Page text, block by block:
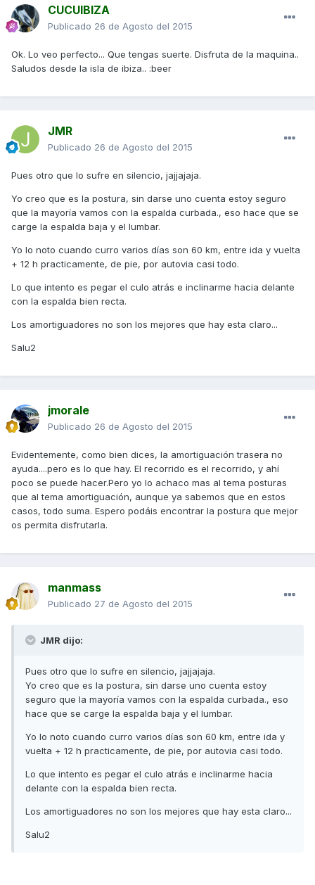
CUCUIBIZA
Publicado 26 de Agosto del 2015
Ok. Lo veo perfecto... Que tengas suerte. Disfruta de la maquina..
Saludos desde la isla de ibiza.. :beer
JMR
Publicado 26 de Agosto del 2015
Pues otro que lo sufre en silencio, jajjajaja.
Yo creo que es la postura, sin darse uno cuenta estoy seguro
que la mayoría vamos con la espalda curbada., eso hace que se
carge la espalda baja y el lumbar.
Yo lo noto cuando curro varios días son 60 km, entre ida y vuelta
+ 12 h practicamente, de pie, por autovia casi todo.
Lo que intento es pegar el culo atrás e inclinarme hacia delante
con la espalda bien recta.
Los amortiguadores no son los mejores que hay esta claro...
Salu2
jmorale
Publicado 26 de Agosto del 2015
Evidentemente, como bien dices, la amortiguación trasera no
ayuda....pero es lo que hay. El recorrido es el recorrido, y ahí
poco se puede hacer.Pero yo lo achaco mas al tema posturas
que al tema amortiguación, aunque ya sabemos que en estos
casos, todo suma. Espero podáis encontrar la postura que mejor
os permita disfrutarla.
manmass
Publicado 27 de Agosto del 2015
JMR dijo:
Pues otro que lo sufre en silencio, jajjajaja.
Yo creo que es la postura, sin darse uno cuenta estoy
seguro que la mayoría vamos con la espalda curbada., eso
hace que se carge la espalda baja y el lumbar.
Yo lo noto cuando curro varios días son 60 km, entre ida y
vuelta + 12 h practicamente, de pie, por autovia casi todo.
Lo que intento es pegar el culo atrás e inclinarme hacia
delante con la espalda bien recta.
Los amortiguadores no son los mejores que hay esta claro...
Salu2